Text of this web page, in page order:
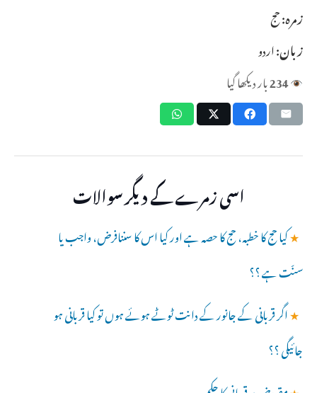
زمرہ:حج
زبان:اردو
234بار دیکھا گیا
اسی زمرے کے دیگر سوالات
★کیا حج کا خطبہ، حج کا حصہ ہے اور کیا اس کا سننافرض، واجب یا
سنّت ہے ؟؟
★اگر قربانی کے جانور کے دانت ٹوٹے ہوئے ہوں تو کیا قربانی ہو
جائیگی ؟؟